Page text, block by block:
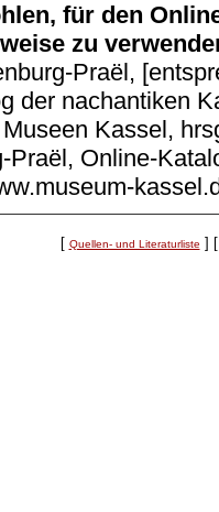
für den
zu
Praël,
der nachantiken
Kassel,
Praël, Online-
[ Quellen- und Literaturliste ] [